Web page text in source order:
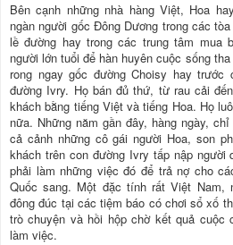
Bên cạnh những nhà hàng Việt, Hoa
ngàn người gốc Đông Dương trong các
lề đường hay trong các trung tâm mua
người lớn tuổi để hàn huyên cuộc sống
rong ngay gốc đường Choisy hay trước
đường Ivry. Họ bán đủ thứ, từ rau cải
khách bằng tiếng Việt và tiếng Hoa. Họ
nữa. Những năm gần đây, hàng ngày,
cả cảnh những cô gái người Hoa, son
khách trên con đường Ivry tấp nập người
phải làm những việc đó để trả nợ cho
Quốc sang. Một đặc tính rất Việt Nam,
đông đúc tại các tiệm báo có chơi sổ xố
trò chuyện và hồi hộp chờ kết quả cuộc
làm việc.